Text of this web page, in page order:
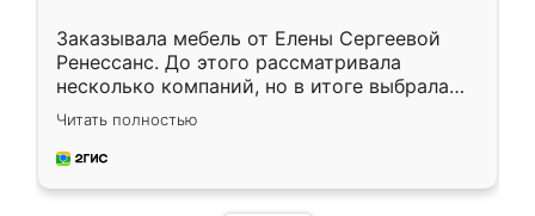
Заказывала мебель от Елены Сергеевой
Ренессанс. До этого рассматривала
несколько компаний, но в итоге выбрала
эту. Сначала обговорили условия, потом
приехал замерщик, всё спокойно объяснил
и снял размеры. Изготовили в срок, с
Читать полностью